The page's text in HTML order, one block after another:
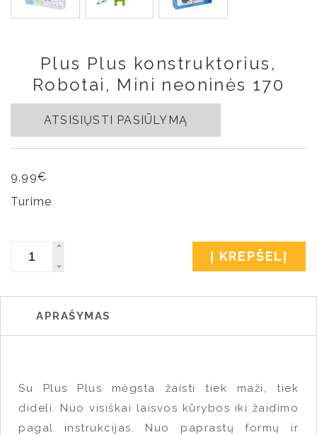
Plus Plus konstruktorius,
Robotai, Mini neoninės 170
ATSISIŲSTI PASIŪLYMĄ
9,99€
Turime
Į KREPŠELĮ
APRAŠYMAS
Su Plus Plus mėgsta žaisti tiek maži, tiek
dideli. Nuo visiškai laisvos kūrybos iki žaidimo
pagal instrukcijas. Nuo paprastų formų ir